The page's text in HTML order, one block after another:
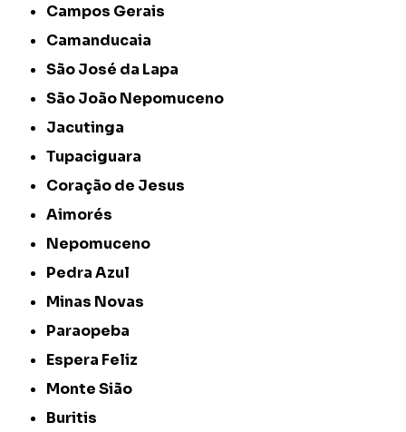
Campos Gerais
Camanducaia
São José da Lapa
São João Nepomuceno
Jacutinga
Tupaciguara
Coração de Jesus
Aimorés
Nepomuceno
Pedra Azul
Minas Novas
Paraopeba
Espera Feliz
Monte Sião
Buritis